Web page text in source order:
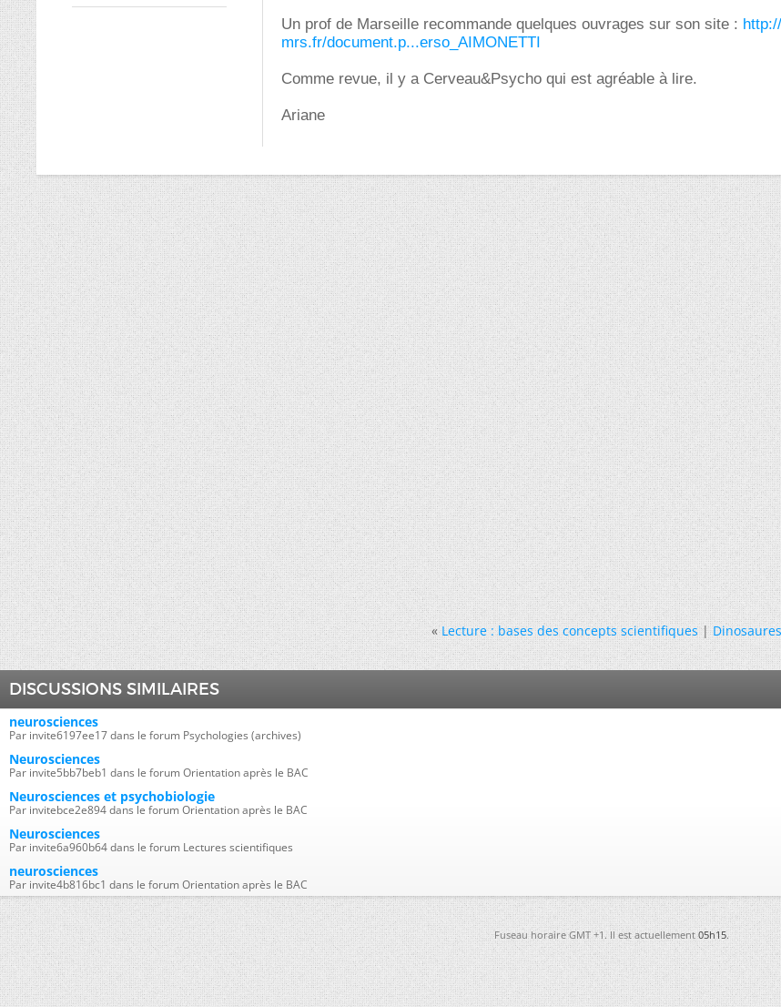
Un prof de Marseille recommande quelques ouvrages sur son site :
mrs.fr/document.p...erso_AIMONETTI
Comme revue, il y a Cerveau&Psycho qui est agréable à lire.
Ariane
« Lecture : bases des concepts scientifiques|Dinosaures
DISCUSSIONS SIMILAIRES
neurosciences
Par invite6197ee17 dans le forum Psychologies (archives)
Neurosciences
Par invite5bb7beb1 dans le forum Orientation après le BAC
Neurosciences et psychobiologie
Par invitebce2e894 dans le forum Orientation après le BAC
Neurosciences
Par invite6a960b64 dans le forum Lectures scientifiques
neurosciences
Par invite4b816bc1 dans le forum Orientation après le BAC
Fuseau horaire GMT +1. Il est actuellement05h15.